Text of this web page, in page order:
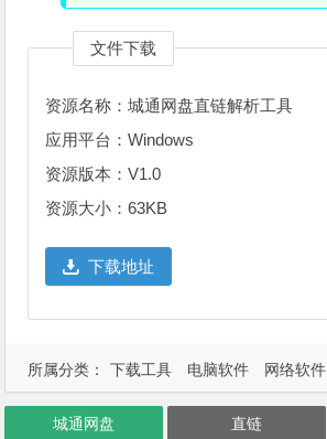
文件下载
资源名称：城通网盘直链解析工具
应用平台：Windows
资源版本：V1.0
资源大小：63KB
下载地址
所属分类： 下载工具 电脑软件 网络软件
城通网盘 直链